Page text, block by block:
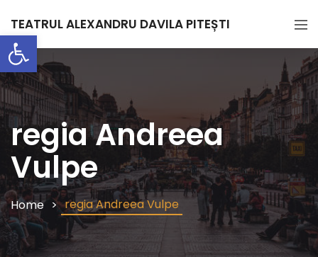
Deschide bara de unelte
TEATRUL ALEXANDRU DAVILA PITEȘTI
regia Andreea
Vulpe
Home regia Andreea Vulpe